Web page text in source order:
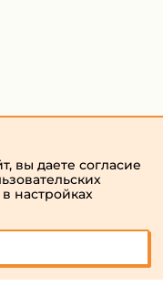
вы даете согласие
настройках